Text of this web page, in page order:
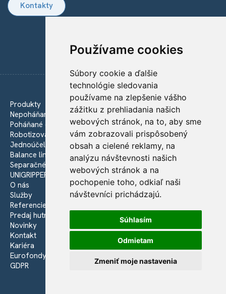
Používame cookies
Súbory cookie a ďalšie
technológie sledovania
používame na zlepšenie vášho
zážitku z prehliadania našich
webových stránok, na to, aby sme
vám zobrazovali prispôsobený
obsah a cielené reklamy, na
analýzu návštevnosti našich
webových stránok a na
pochopenie toho, odkiaľ naši
návštevníci prichádzajú.
Súhlasím
Odmietam
Zmeniť moje nastavenia
Kontakty
Produkty
Nepoháňané dopravníky
Poháňané dopravníky
Robotizované pracoviská
Jednoúčelové zariadenia
Balance linky
Separačné linky
UNIGRIPPER - Vákuové uchopovače
O nás
Služby
Referencie
Predaj hutného materiálu
Novinky
Kontakt
Kariéra
Eurofondy
GDPR